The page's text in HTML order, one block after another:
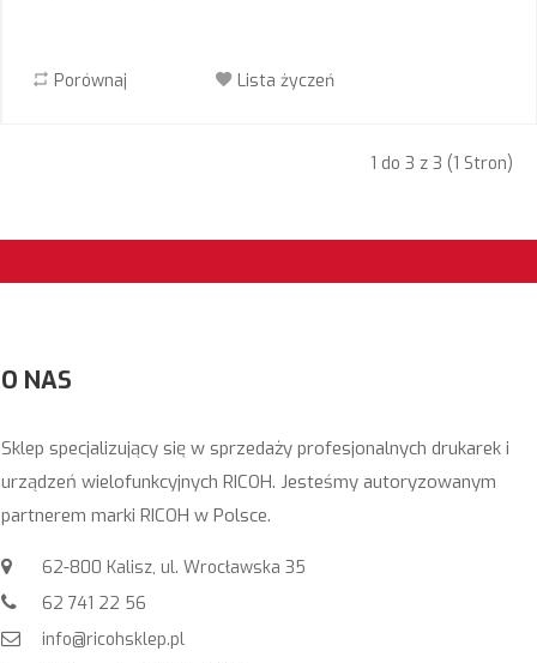
Porównaj Lista życzeń
1 do 3 z 3 (1 Stron)
O NAS
Sklep specjalizujący się w sprzedaży profesjonalnych drukarek i
urządzeń wielofunkcyjnych RICOH. Jesteśmy autoryzowanym
partnerem marki RICOH w Polsce.
62-800 Kalisz, ul. Wrocławska 35
62 741 22 56
info@ricohsklep.pl